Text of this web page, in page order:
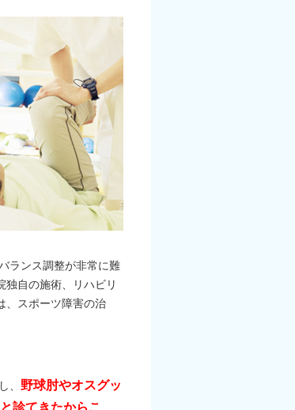
ランス調整が非常に難
独自の施術、リハビリ
、スポーツ障害の治
、 野球肘やオスグッ
診てきたからこ